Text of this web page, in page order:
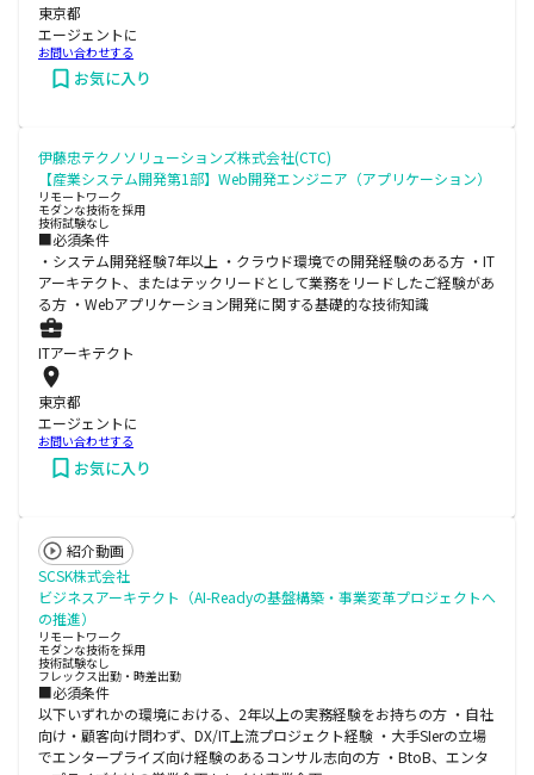
東京都
エージェントに
お問い合わせする
お気に入り
伊藤忠テクノソリューションズ株式会社(CTC)
【産業システム開発第1部】Web開発エンジニア（アプリケーション）
リモートワーク
モダンな技術を採用
技術試験なし
■必須条件
・システム開発経験7年以上 ・クラウド環境での開発経験のある方 ・IT
アーキテクト、またはテックリードとして業務をリードしたご経験があ
る方 ・Webアプリケーション開発に関する基礎的な技術知識
ITアーキテクト
東京都
エージェントに
お問い合わせする
お気に入り
紹介動画
SCSK株式会社
ビジネスアーキテクト（AI-Readyの基盤構築・事業変革プロジェクトへ
の推進）
リモートワーク
モダンな技術を採用
技術試験なし
フレックス出勤・時差出勤
■必須条件
以下いずれかの環境における、2年以上の実務経験をお持ちの方 ・自社
向け・顧客向け問わず、DX/IT上流プロジェクト経験 ・大手SIerの立場
でエンタープライズ向け経験のあるコンサル志向の方 ・BtoB、エンタ